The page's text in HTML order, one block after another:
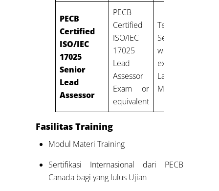
PECB
Certified
ISO/IEC
17025
Senior
Lead
Assessor
PECB
Certified
ISO/IEC
17025
Lead
Assessor
Exam or
equivalent
Ten years:
Seven years of
work
experience in
Laboratory
Management
Fasilitas Training
Modul Materi Training
Sertifikasi Internasional dari PECB
Canada bagi yang lulus Ujian